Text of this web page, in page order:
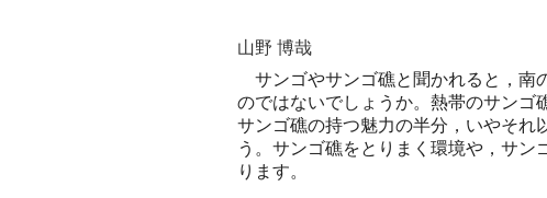
山野 博哉
サンゴやサンゴ礁と聞かれると，南
のではないでしょうか。熱帯のサンゴ
サンゴ礁の持つ魅力の半分，いやそれ
う。サンゴ礁をとりまく環境や，サ
ります。